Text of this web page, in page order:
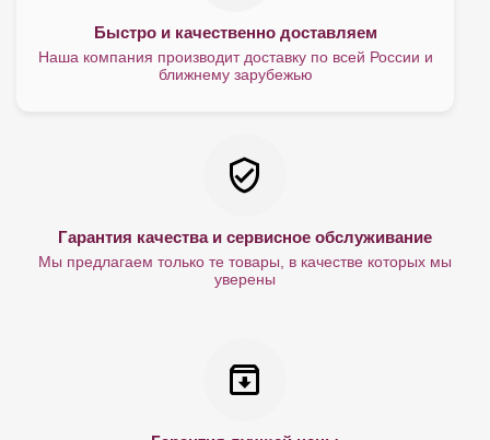
Быстро и качественно доставляем
Наша компания производит доставку по всей России и
ближнему зарубежью
Гарантия качества и сервисное обслуживание
Мы предлагаем только те товары, в качестве которых мы
уверены